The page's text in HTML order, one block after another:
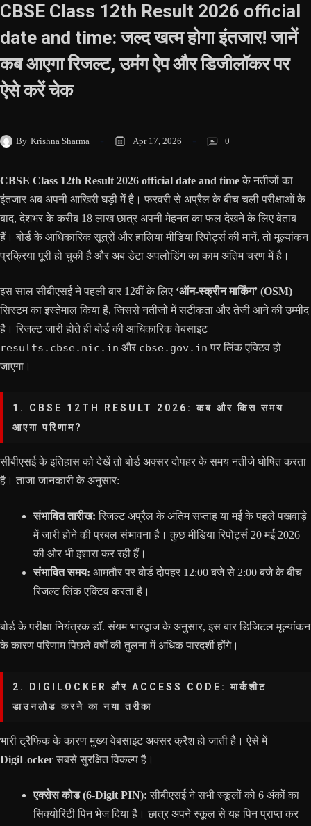
CBSE Class 12th Result 2026 official
date and time: जल्द खत्म होगा इंतजार! जानें
कब आएगा रिजल्ट, उमंग ऐप और डिजीलॉकर पर
ऐसे करें चेक
By Krishna Sharma Apr 17, 2026 0
CBSE Class 12th Result 2026 official date and timeके नतीजों का
इंतजार अब अपनी आखिरी घड़ी में है। फरवरी से अप्रैल के बीच चली परीक्षाओं के
बाद, देशभर के करीब 18 लाख छात्र अपनी मेहनत का फल देखने के लिए बेताब
हैं। बोर्ड के आधिकारिक सूत्रों और हालिया मीडिया रिपोर्ट्स की मानें, तो मूल्यांकन
प्रक्रिया पूरी हो चुकी है और अब डेटा अपलोडिंग का काम अंतिम चरण में है।
इस साल सीबीएसई ने पहली बार 12वीं के लिए ‘ऑन-स्क्रीन मार्किंग’ (OSM)
सिस्टम का इस्तेमाल किया है, जिससे नतीजों में सटीकता और तेजी आने की उम्मीद
है। रिजल्ट जारी होते ही बोर्ड की आधिकारिक वेबसाइट
results.cbse.nic.in और cbse.gov.in पर लिंक एक्टिव हो
जाएगा।
1. CBSE 12TH RESULT 2026: कब और किस समय
आएगा परिणाम?
सीबीएसई के इतिहास को देखें तो बोर्ड अक्सर दोपहर के समय नतीजे घोषित करता
है। ताजा जानकारी के अनुसार:
संभावित तारीख: रिजल्ट अप्रैल के अंतिम सप्ताह या मई के पहले पखवाड़े
में जारी होने की प्रबल संभावना है। कुछ मीडिया रिपोर्ट्स 20 मई 2026
की ओर भी इशारा कर रही हैं।
संभावित समय: आमतौर पर बोर्ड दोपहर 12:00 बजे से 2:00 बजे के बीच
रिजल्ट लिंक एक्टिव करता है।
बोर्ड के परीक्षा नियंत्रक डॉ. संयम भारद्वाज के अनुसार, इस बार डिजिटल मूल्यांकन
के कारण परिणाम पिछले वर्षों की तुलना में अधिक पारदर्शी होंगे।
2. DIGILOCKER और ACCESS CODE: मार्कशीट
डाउनलोड करने का नया तरीका
भारी ट्रैफिक के कारण मुख्य वेबसाइट अक्सर क्रैश हो जाती है। ऐसे में
DigiLockerसबसे सुरक्षित विकल्प है।
एक्सेस कोड (6-Digit PIN): सीबीएसई ने सभी स्कूलों को 6 अंकों का
सिक्योरिटी पिन भेज दिया है। छात्र अपने स्कूल से यह पिन प्राप्त कर